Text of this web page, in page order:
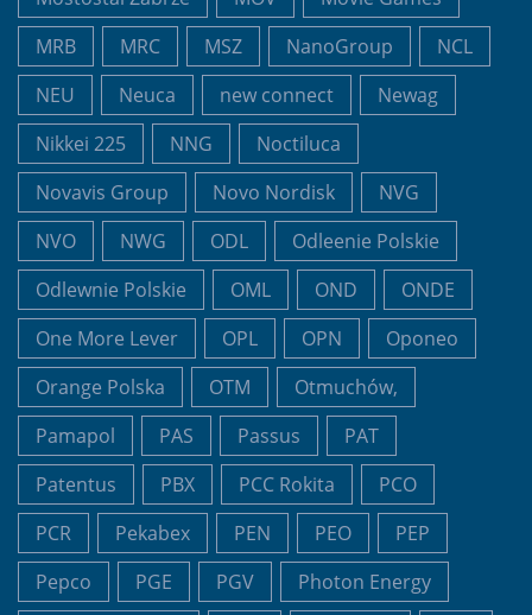
MRB
MRC MSZ NanoGroup
NCL
NEU
Neuca new connect
Newag
Nikkei 225
NNG
Noctiluca
Novavis Group
Novo Nordisk
NVG
NVO
NWG ODL
Odleenie Polskie
Odlewnie Polskie
OML OND
ONDE
One More Lever
OPL OPN
Oponeo
Orange Polska
OTM
Otmuchów,
Pamapol
PAS Passus
PAT
Patentus
PBX PCC Rokita
PCO
PCR
Pekabex PEN PEO
PEP
Pepco
PGE PGV
Photon Energy